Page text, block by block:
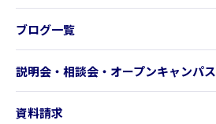
ブログ一覧
説明会・相談会・オープンキャンパス
資料請求